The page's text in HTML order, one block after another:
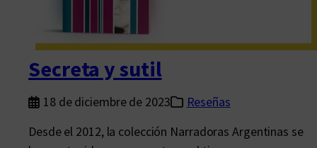
Secreta y sutil
18 de diciembre de 2023
Reseñas
Desde el 2012, la colección Narradoras Argentinas se